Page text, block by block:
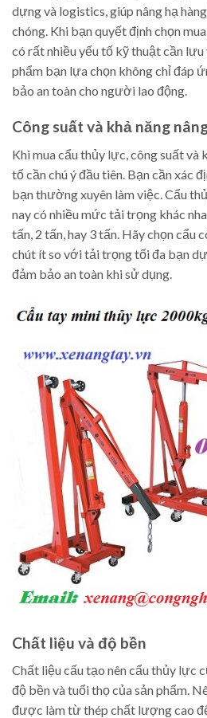
dựng và logistics, giúp nâng hạ
chóng. Khi bạn quyết định chọn
có rất nhiều yếu tố kỹ thuật cần
phẩm bạn lựa chọn không chỉ đáp
bảo an toàn cho người lao động.
Công suất và khả năng
Khi mua cẩu thủy lực, công suất và
tố cần chú ý đầu tiên. Bạn cần xác
bạn thường xuyên làm việc. Cẩu
nay có nhiều mức tải trọng khác
tấn, 2 tấn, hay 3 tấn. Hãy chọn cẩu
chút ít so với tải trọng tối đa bạn
đảm bảo an toàn khi sử dụng.
Chất liệu và độ bền
Chất liệu cấu tạo nên cẩu thủy lực
độ bền và tuổi thọ của sản phẩm.
được làm từ thép chất lượng cao